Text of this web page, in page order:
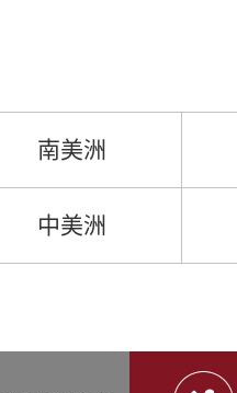
南美洲
中美洲